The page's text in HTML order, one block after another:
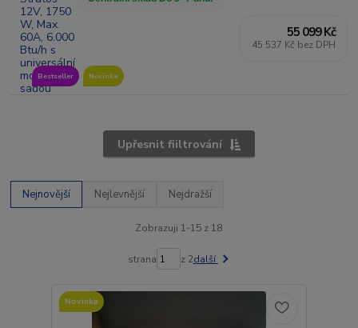
Bestseller Novinka
55 099 Kč
45 537 Kč bez DPH
Upřesnit fiiltrování
Nejnovější Nejlevnější Nejdražší
Zobrazuji 1-15 z 18
strana z 2další
Novinka